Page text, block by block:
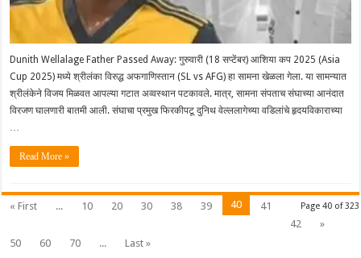
Dunith Wellalage Father Passed Away: गुरुवारी (18 सप्टेंबर) आशिया कप 2025 (Asia
Cup 2025) मध्ये श्रीलंका विरुद्ध अफगाणिस्तान (SL vs AFG) हा सामना खेळला गेला. या सामन्यात
श्रीलंकेने विजय मिळवत आपल्या गटात अव्वस्थान पटकावले. मात्र, सामना संपताच संघाच्या आनंदात
विरजण घालणारी बातमी आली. संघाचा प्रमुख फिरकीपटू दुनिथ वेल्ललागेच्या वडिलांचे हृदयविकाराच्या
…
Read More »
Page 40 of 323
« First ... 10 20 30 38 39 40
41
42
»
50
60 70 ... Last »